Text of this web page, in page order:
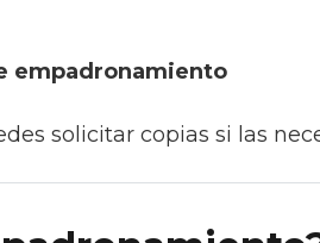
empadronamiento
solicitar copias si las